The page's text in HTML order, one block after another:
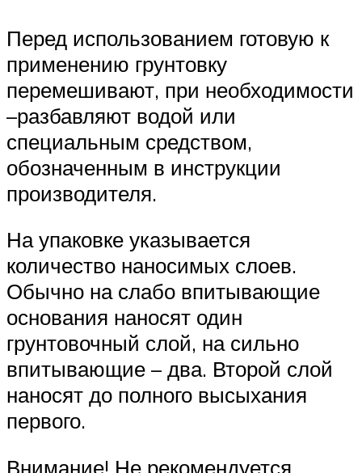
Перед использованием готовую к
применению грунтовку
перемешивают, при необходимости
–разбавляют водой или
специальным средством,
обозначенным в инструкции
производителя.
На упаковке указывается
количество наносимых слоев.
Обычно на слабо впитывающие
основания наносят один
грунтовочный слой, на сильно
впитывающие – два. Второй слой
наносят до полного высыхания
первого.
Внимание! Не рекомендуется